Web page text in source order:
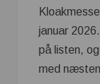
januar
på listen,
med